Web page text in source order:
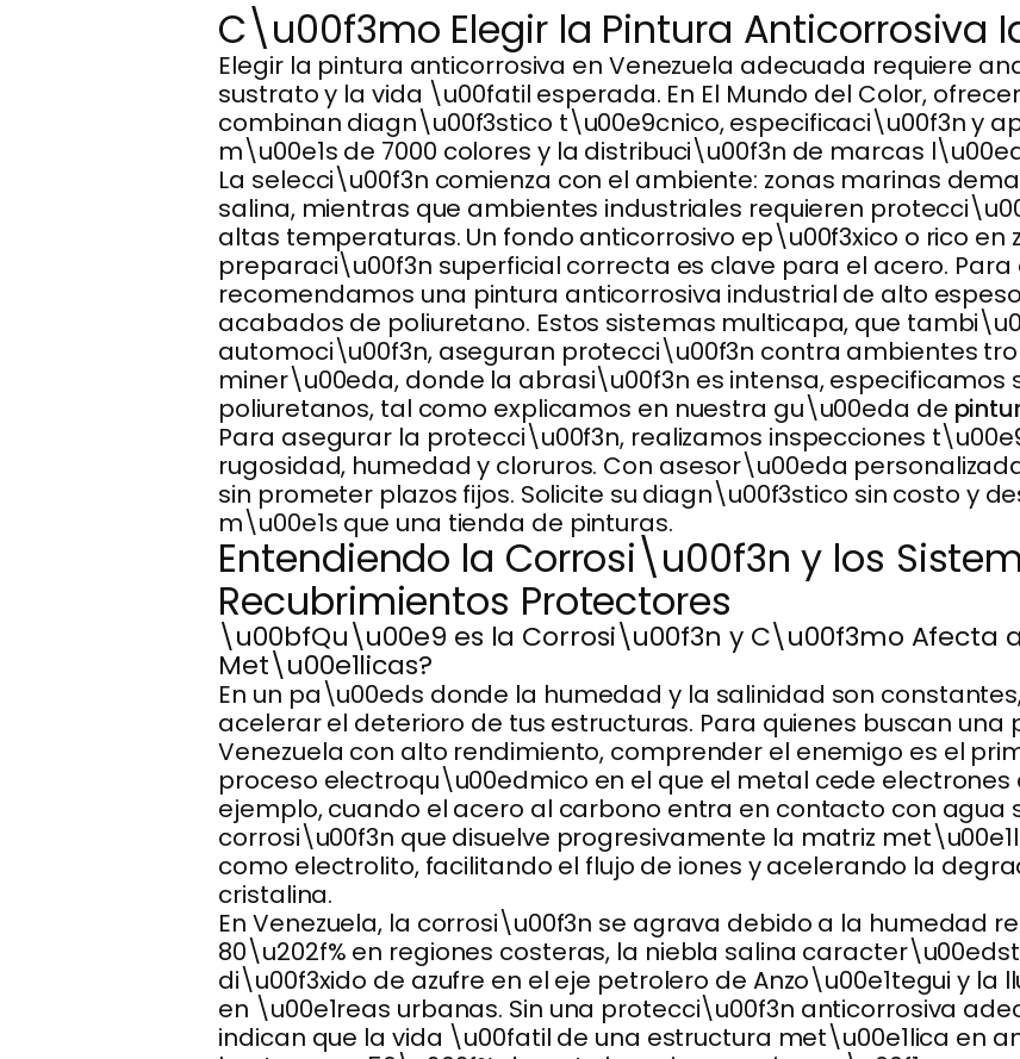
C\u00f3mo Elegir la Pintura Anticorrosiva
Elegir la pintura anticorrosiva en Venezuela adecuada requiere
sustrato y la vida \u00fatil esperada. En El Mundo del Color,
combinan diagn\u00f3stico t\u00e9cnico, especificaci\u00f3n y
m\u00e1s de 7000 colores y la distribuci\u00f3n de marcas
La selecci\u00f3n comienza con el ambiente: zonas marinas
salina, mientras que ambientes industriales requieren
altas temperaturas. Un fondo anticorrosivo ep\u00f3xico o rico en
preparaci\u00f3n superficial correcta es clave para el acero.
recomendamos una pintura anticorrosiva industrial de alto
acabados de poliuretano. Estos sistemas multicapa, que
automoci\u00f3n, aseguran protecci\u00f3n contra ambientes
miner\u00eda, donde la abrasi\u00f3n es intensa, especificamos
poliuretanos, tal como explicamos en nuestra gu\u00eda de
Para asegurar la protecci\u00f3n, realizamos inspecciones
rugosidad, humedad y cloruros. Con asesor\u00eda
sin prometer plazos fijos. Solicite su diagn\u00f3stico sin costo y
m\u00e1s que una tienda de pinturas.
Entendiendo la Corrosi\u00f3n y los
Recubrimientos Protectores
\u00bfQu\u00e9 es la Corrosi\u00f3n y C\u00f3mo Afecta
Met\u00e1licas?
En un pa\u00eds donde la humedad y la salinidad son
acelerar el deterioro de tus estructuras. Para quienes buscan una
Venezuela con alto rendimiento, comprender el enemigo es el
proceso electroqu\u00edmico en el que el metal cede electrones
ejemplo, cuando el acero al carbono entra en contacto con agua
corrosi\u00f3n que disuelve progresivamente la matriz
como electrolito, facilitando el flujo de iones y acelerando la
cristalina.
En Venezuela, la corrosi\u00f3n se agrava debido a la humedad
80\u202f% en regiones costeras, la niebla salina
di\u00f3xido de azufre en el eje petrolero de Anzo\u00e1tegui y la
en \u00e1reas urbanas. Sin una protecci\u00f3n anticorrosiva
indican que la vida \u00fatil de una estructura met\u00e1lica en